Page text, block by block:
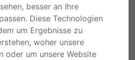
besser an Ihre
Diese Technologien
um Ergebnisse zu
woher unsere
oder um unsere Website